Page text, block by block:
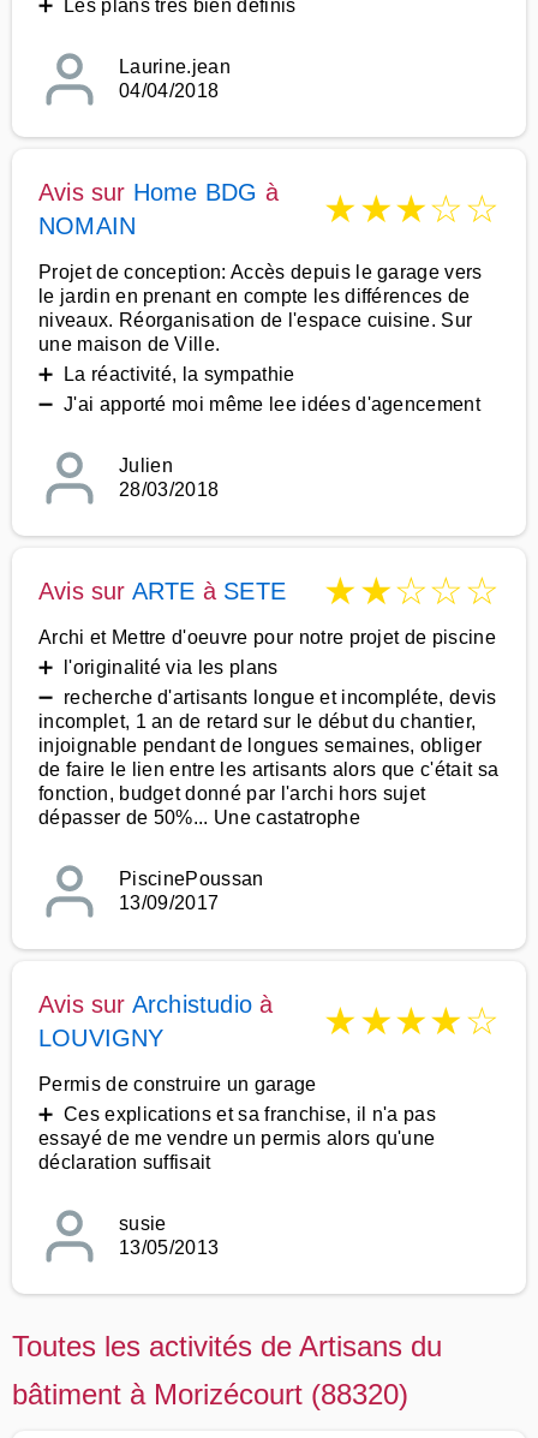
➕ Les plans très bien définis
Laurine.jean
04/04/2018
Avis sur Home BDG à
NOMAIN
★★★☆☆
Projet de conception: Accès depuis le garage vers
le jardin en prenant en compte les différences de
niveaux. Réorganisation de l'espace cuisine. Sur
une maison de Ville.
➕ La réactivité, la sympathie
➖ J'ai apporté moi même lee idées d'agencement
Julien
28/03/2018
Avis sur ARTE à SETE ★★☆☆☆
Archi et Mettre d'oeuvre pour notre projet de piscine
➕ l'originalité via les plans
➖ recherche d'artisants longue et incompléte, devis
incomplet, 1 an de retard sur le début du chantier,
injoignable pendant de longues semaines, obliger
de faire le lien entre les artisants alors que c'était sa
fonction, budget donné par l'archi hors sujet
dépasser de 50%... Une castatrophe
PiscinePoussan
13/09/2017
Avis sur Archistudio à
LOUVIGNY
★★★★☆
Permis de construire un garage
➕ Ces explications et sa franchise, il n'a pas
essayé de me vendre un permis alors qu'une
déclaration suffisait
susie
13/05/2013
Toutes les activités de Artisans du
bâtiment à Morizécourt (88320)